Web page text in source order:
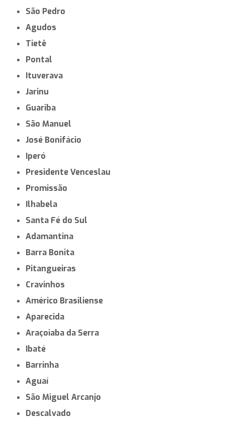
São Pedro
Agudos
Tietê
Pontal
Ituverava
Jarinu
Guariba
São Manuel
José Bonifácio
Iperó
Presidente Venceslau
Promissão
Ilhabela
Santa Fé do Sul
Adamantina
Barra Bonita
Pitangueiras
Cravinhos
Américo Brasiliense
Aparecida
Araçoiaba da Serra
Ibaté
Barrinha
Aguaí
São Miguel Arcanjo
Descalvado